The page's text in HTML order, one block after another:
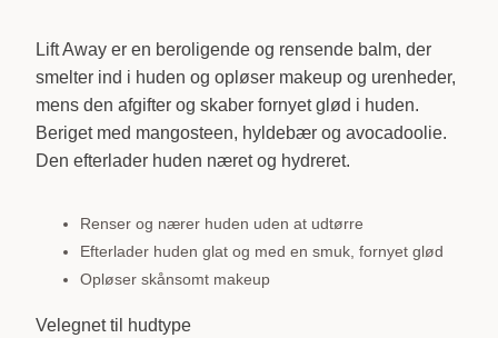
Lift Away er en beroligende og rensende balm, der
smelter ind i huden og opløser makeup og urenheder,
mens den afgifter og skaber fornyet glød i huden.
Beriget med mangosteen, hyldebær og avocadoolie.
Den efterlader huden næret og hydreret.
Renser og nærer huden uden at udtørre
Efterlader huden glat og med en smuk, fornyet glød
Opløser skånsomt makeup
Velegnet til hudtype